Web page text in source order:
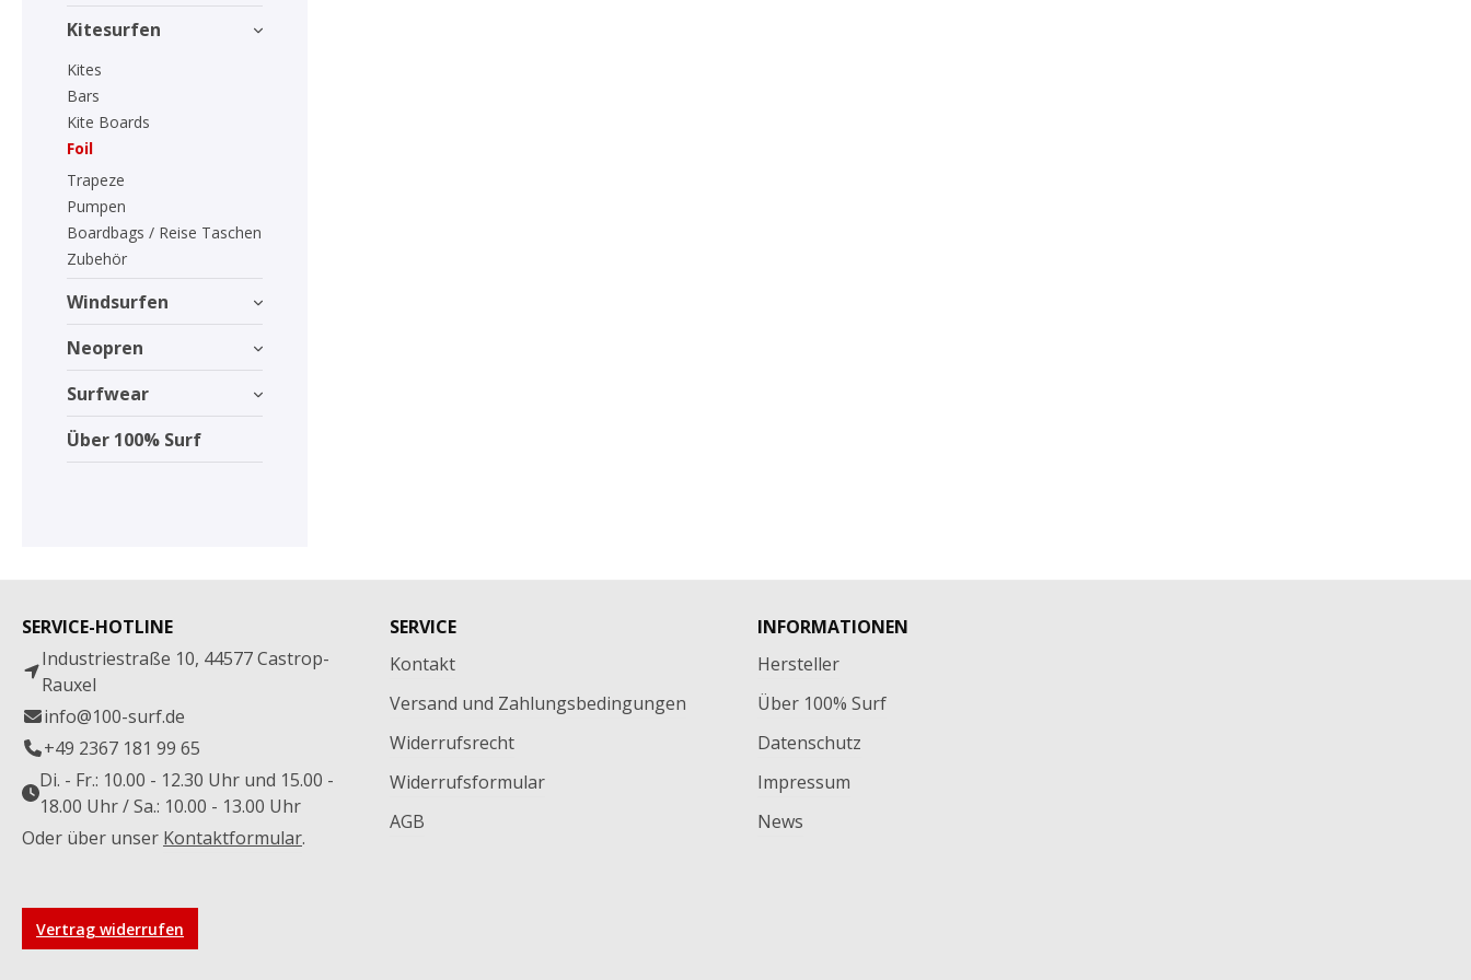
Kitesurfen
Kites
Bars
Kite Boards
Foil
Trapeze
Pumpen
Boardbags / Reise Taschen
Zubehör
Windsurfen
Neopren
Surfwear
Über 100% Surf
SERVICE-HOTLINE
Industriestraße 10, 44577 Castrop-
Rauxel
info@100-surf.de
+49 2367 181 99 65
Di. - Fr.: 10.00 - 12.30 Uhr und 15.00 -
18.00 Uhr / Sa.: 10.00 - 13.00 Uhr
Oder über unser Kontaktformular.
Vertrag widerrufen
SERVICE
Kontakt
Versand und Zahlungsbedingungen
Widerrufsrecht
Widerrufsformular
AGB
INFORMATIONEN
Hersteller
Über 100% Surf
Datenschutz
Impressum
News